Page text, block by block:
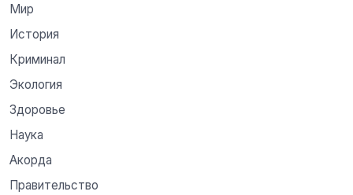
Мир
История
Криминал
Экология
Здоровье
Наука
Акорда
Правительство